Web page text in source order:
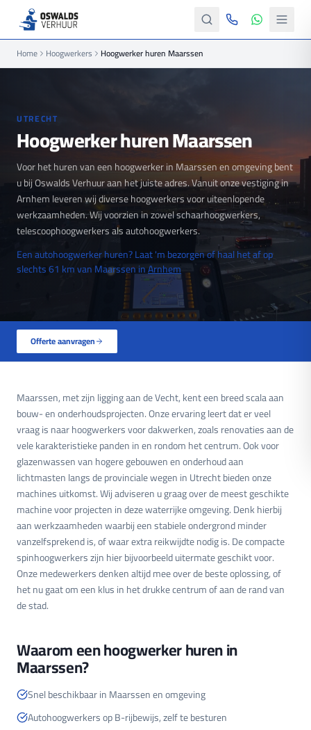
Home Hoogwerkers Hoogwerker huren Maarssen
UTRECHT
Hoogwerker huren Maarssen
Voor het huren van een hoogwerker in Maarssen en omgeving bent
u bij Oswalds Verhuur aan het juiste adres. Vanuit onze vestiging in
Arnhem leveren wij diverse hoogwerkers voor uiteenlopende
werkzaamheden. Wij voorzien in zowel schaarhoogwerkers,
telescoophoogwerkers als autohoogwerkers.
Een autohoogwerker huren? Laat 'm bezorgen of haal het af op
slechts 61 km van Maarssen inArnhem
Offerte aanvragen
Maarssen, met zijn ligging aan de Vecht, kent een breed scala aan
bouw- en onderhoudsprojecten. Onze ervaring leert dat er veel
vraag is naar hoogwerkers voor dakwerken, zoals renovaties aan de
vele karakteristieke panden in en rondom het centrum. Ook voor
glazenwassen van hogere gebouwen en onderhoud aan
lichtmasten langs de provinciale wegen in Utrecht bieden onze
machines uitkomst. Wij adviseren u graag over de meest geschikte
machine voor projecten in deze waterrijke omgeving. Denk hierbij
aan werkzaamheden waarbij een stabiele ondergrond minder
vanzelfsprekend is, of waar extra reikwijdte nodig is. De compacte
spinhoogwerkers zijn hier bijvoorbeeld uitermate geschikt voor.
Onze medewerkers denken altijd mee over de beste oplossing, of
het nu gaat om een klus in het drukke centrum of aan de rand van
de stad.
Waarom een hoogwerker huren in
Maarssen?
Snel beschikbaar in Maarssen en omgeving
Autohoogwerkers op B-rijbewijs, zelf te besturen